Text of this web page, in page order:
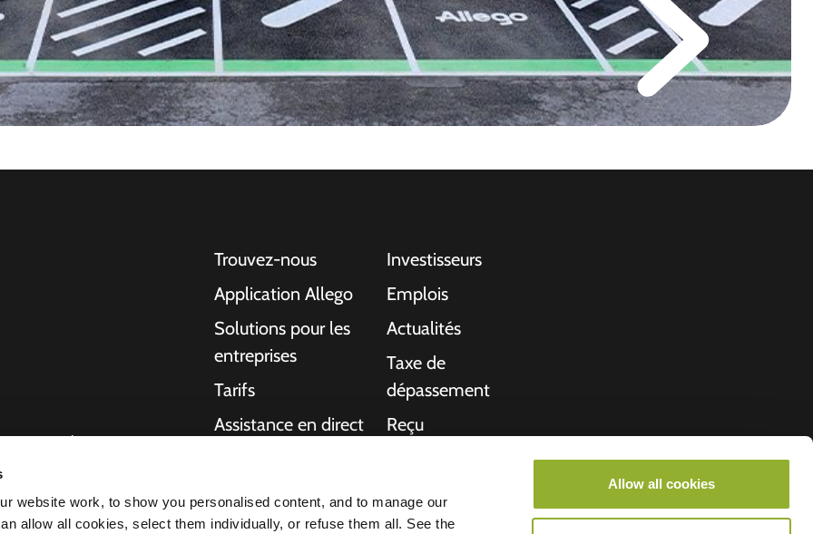
website work, to show you personalised content, and to manage our
allow all cookies, select them individually, or refuse them all. See the
Allow all cookies
pour les
de bout en
plus
voiture électrique
Trouvez-nous
Application Allego
Solutions pour les
entreprises
Tarifs
Assistance en direct
Fournisseurs
Investisseurs
Emplois
Actualités
Taxe de
dépassement
Reçu